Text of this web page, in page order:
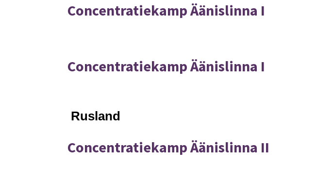
Concentratiekamp Äänislinna I
Concentratiekamp Äänislinna I
Rusland
Concentratiekamp Äänislinna II